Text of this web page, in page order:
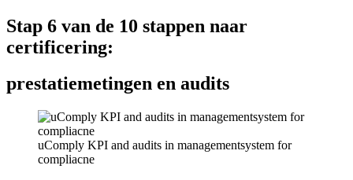
Stap 6 van de 10 stappen naar
certificering:
prestatiemetingen en audits
uComply KPI and audits in managementsystem for
compliacne